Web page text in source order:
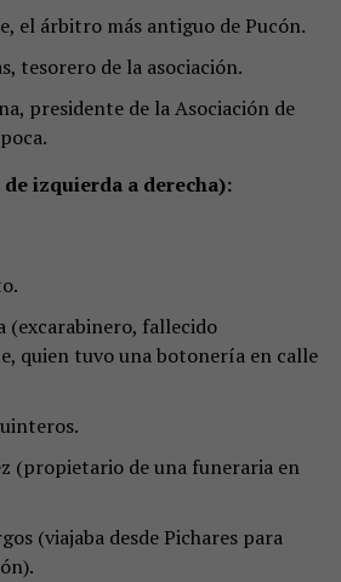
el árbitro más antiguo de Pucón.
tesorero de la asociación.
presidente de la Asociación de
izquierda a derecha):
(excarabinero, fallecido
quien tuvo una botonería en calle
(propietario de una funeraria en
(viajaba desde Pichares para